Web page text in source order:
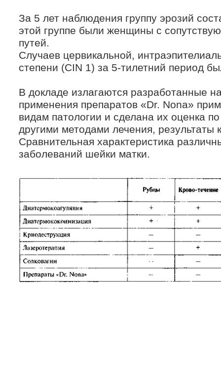
За 5 лет наблюдения группу эрозий
этой группе были женщины с
путей.
Случаев цервикальной,
степени (CIN 1) за 5-тилетний период
В докладе излагаются разработанные
применения препаратов «Dr. Nona»
видам патологии и сделана их оценка
другими методами лечения, результаты
Сравнительная характеристика
заболеваний шейки матки.